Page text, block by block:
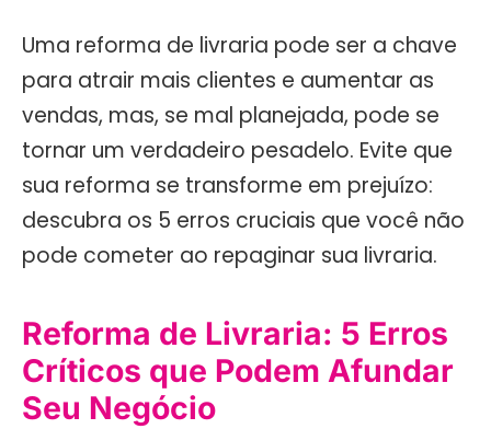
Uma reforma de livraria pode ser a chave
para atrair mais clientes e aumentar as
vendas, mas, se mal planejada, pode se
tornar um verdadeiro pesadelo. Evite que
sua reforma se transforme em prejuízo:
descubra os 5 erros cruciais que você não
pode cometer ao repaginar sua livraria.
Reforma de Livraria: 5 Erros
Críticos que Podem Afundar
Seu Negócio